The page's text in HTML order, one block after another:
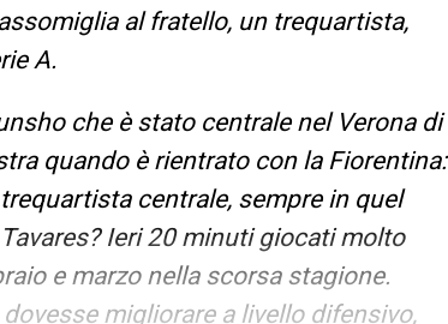
al fratello, un trequartista,
A.
che è stato centrale nel Verona di
quando è rientrato con la Fiorentina:
centrale, sempre in quel
Ieri 20 minuti giocati molto
e marzo nella scorsa stagione.
migliorare a livello difensivo,